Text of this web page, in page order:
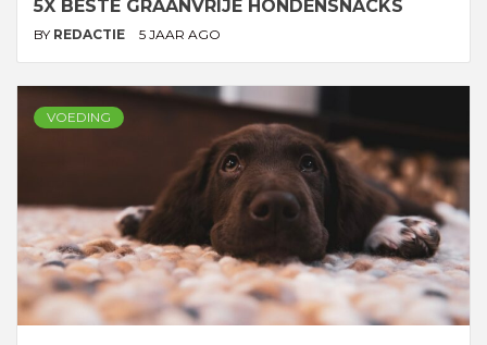
5X BESTE GRAANVRIJE HONDENSNACKS
BY REDACTIE 5 JAAR AGO
VOEDING